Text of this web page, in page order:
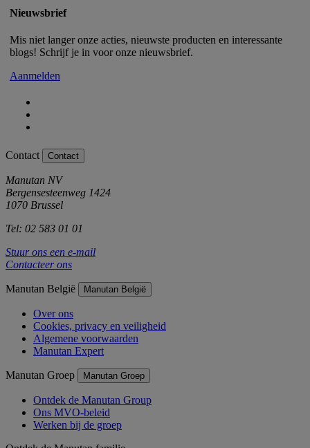
Nieuwsbrief
Mis niet langer onze acties, nieuwste producten en interessante
blogs! Schrijf je in voor onze nieuwsbrief.
Aanmelden
Contact Contact
Manutan NV
Bergensesteenweg 1424
1070 Brussel
Tel: 02 583 01 01
Stuur ons een e-mail
Contacteer ons
Manutan België Manutan België
Over ons
Cookies, privacy en veiligheid
Algemene voorwaarden
Manutan Expert
Manutan Groep Manutan Groep
Ontdek de Manutan Group
Ons MVO-beleid
Werken bij de groep